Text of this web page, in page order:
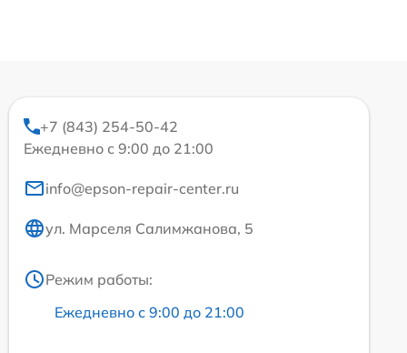
+7 (843) 254-50-42
Ежедневно с 9:00 до 21:00
info@epson-repair-center.ru
ул. Марселя Салимжанова, 5
Режим работы:
Ежедневно с 9:00 до 21:00